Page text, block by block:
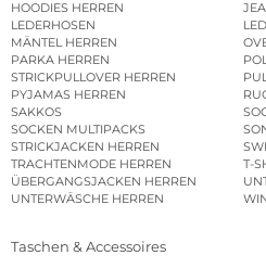
HOODIES HERREN
LEDERHOSEN
MÄNTEL HERREN
PARKA HERREN
STRICKPULLOVER HERREN
PYJAMAS HERREN
SAKKOS
SOCKEN MULTIPACKS
STRICKJACKEN HERREN
TRACHTENMODE HERREN
T-
ÜBERGANGSJACKEN HERREN
UNTERWÄSCHE HERREN
Taschen & Accessoires